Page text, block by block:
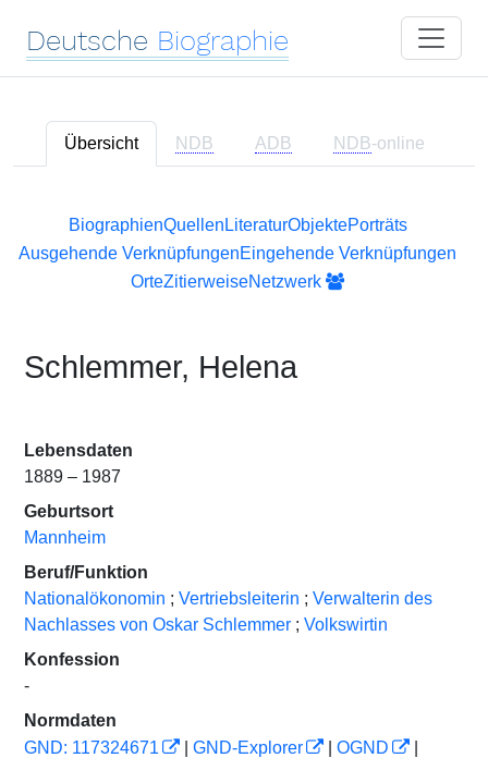
Deutsche Biographie
Übersicht NDB ADB NDB-online
BiographienQuellen LiteraturObjektePorträts
Ausgehende VerknüpfungenEingehende Verknüpfungen
OrteZitierweiseNetzwerk
Schlemmer, Helena
Lebensdaten
1889 – 1987
Geburtsort
Mannheim
Beruf/Funktion
Nationalökonomin ; Vertriebsleiterin ; Verwalterin des
Nachlasses von Oskar Schlemmer ; Volkswirtin
Konfession
-
Normdaten
GND: 117324671
GND-Explorer OGND